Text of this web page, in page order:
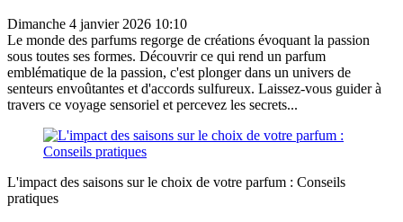
Dimanche 4 janvier 2026 10:10
Le monde des parfums regorge de créations évoquant la passion
sous toutes ses formes. Découvrir ce qui rend un parfum
emblématique de la passion, c'est plonger dans un univers de
senteurs envoûtantes et d'accords sulfureux. Laissez-vous guider à
travers ce voyage sensoriel et percevez les secrets...
L'impact des saisons sur le choix de votre parfum : Conseils
pratiques